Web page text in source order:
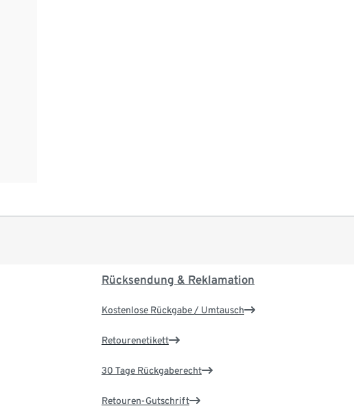
Rücksendung & Reklamation
Kostenlose Rückgabe / Umtausch
Retourenetikett
30 Tage Rückgaberecht
Retouren-Gutschrift